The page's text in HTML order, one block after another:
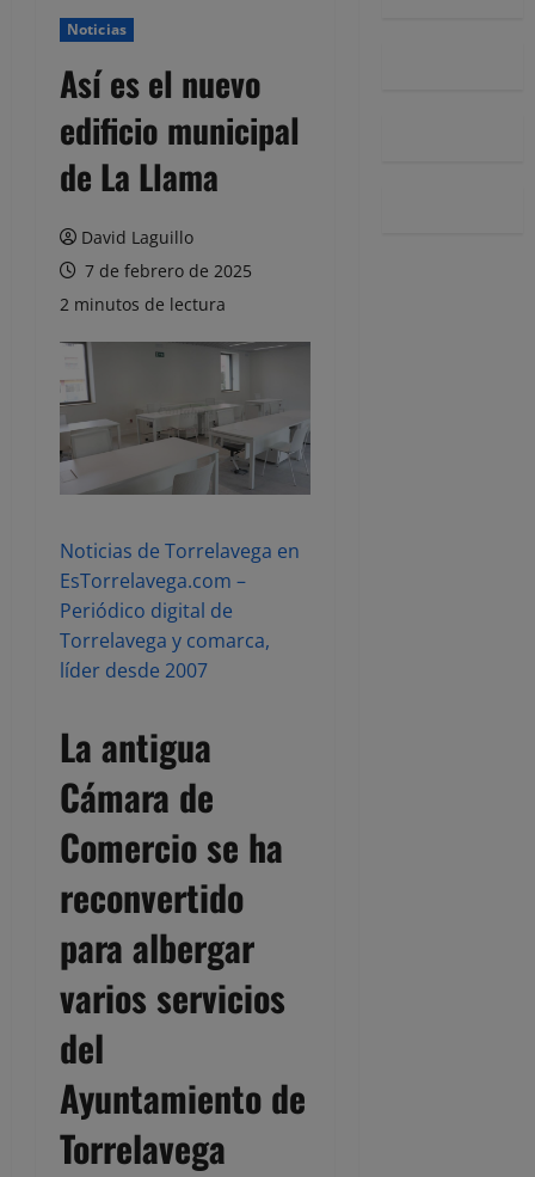
Noticias
Así es el nuevo
edificio municipal
de La Llama
David Laguillo
7 de febrero de 2025
2 minutos de lectura
Noticias de Torrelavega en
EsTorrelavega.com –
Periódico digital de
Torrelavega y comarca,
líder desde 2007
La antigua
Cámara de
Comercio se ha
reconvertido
para albergar
varios servicios
del
Ayuntamiento de
Torrelavega